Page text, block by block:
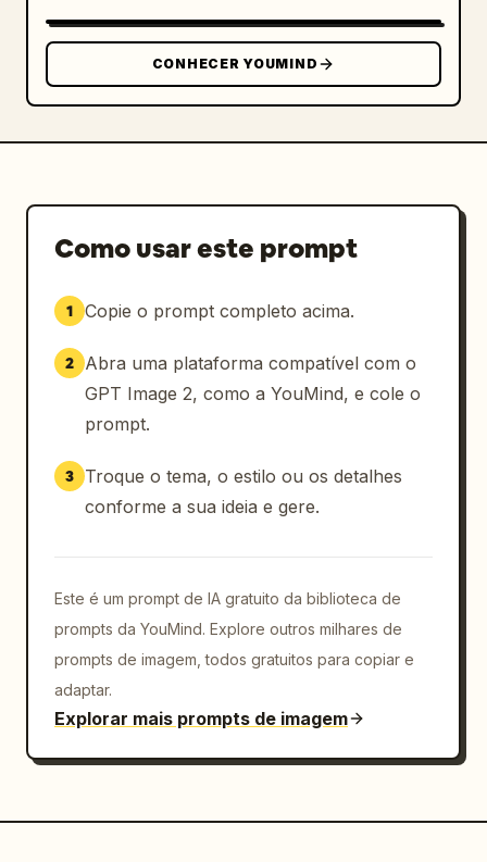
abaixo. Centralizado na parte inferior,
adicione o site “VIAJENY.COM” em letras
maiúsculas laranjas espaçadas. Inclua 2
recortes de retratos em escala de cinza
anúncio de viagem cinematográfico, pôster de
ousada, colagem em camadas, atmosfera de
elegante e dramático.
CONHECER YOUMIND
Como usar este prompt
1 Copie o prompt completo acima.
2
Abra uma plataforma compatível com o
GPT Image 2, como a YouMind, e cole o
prompt.
3
Troque o tema, o estilo ou os detalhes
conforme a sua ideia e gere.
Este é um prompt de IA gratuito da biblioteca de
prompts da YouMind. Explore outros milhares de
prompts de imagem, todos gratuitos para copiar e
adaptar.
Explorar mais prompts de imagem